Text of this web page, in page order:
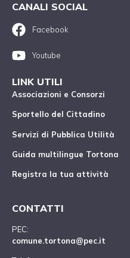
CANALI SOCIAL
Facebook
Youtube
LINK UTILI
Associazioni e Consorzi
Sportello del Cittadino
Servizi di Pubblica Utilità
Guida multilingue Tortona
Registra la tua attività
CONTATTI
PEC:
comune.tortona@pec.it